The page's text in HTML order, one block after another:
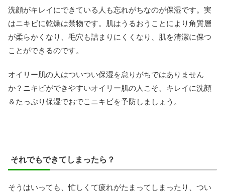
洗顔がキレイにできている人も忘れがちなのが保湿です。実
はニキビに乾燥は禁物です。肌はうるおうことにより角質層
が柔らかくなり、毛穴も詰まりにくくなり、肌を清潔に保つ
ことができるのです。
オイリー肌の人はついつい保湿を怠りがちではありません
か？ニキビができやすいオイリー肌の人こそ、キレイに洗顔
＆たっぷり保湿でおでこニキビを予防しましょう。
それでもできてしまったら？
そうはいっても、忙しくて疲れがたまってしまったり、つい